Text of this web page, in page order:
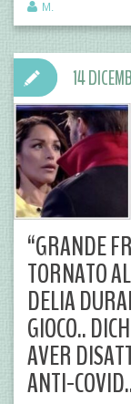
M.
“GRANDE
TORNATO
DELIA
GIOCO..
AVER
ANTI-
14